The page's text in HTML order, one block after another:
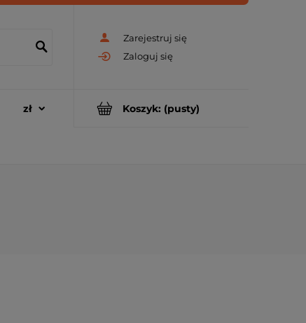
Zarejestruj się
Zaloguj się
Koszyk: (pusty)